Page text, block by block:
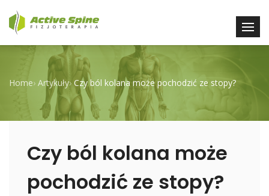
Home› Artykuły› Czy ból kolana może pochodzić ze stopy?
Czy ból kolana może
pochodzić ze stopy?